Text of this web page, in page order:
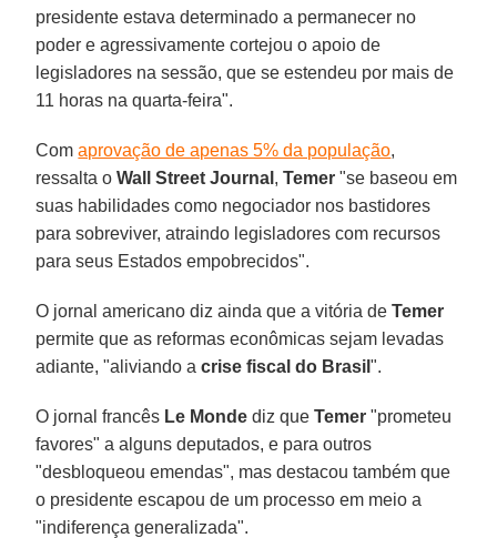
presidente estava determinado a permanecer no
poder e agressivamente cortejou o apoio de
legisladores na sessão, que se estendeu por mais de
11 horas na quarta-feira".
Comaprovação de apenas 5% da população,
ressalta oWall Street Journal ,Temer "se baseou em
suas habilidades como negociador nos bastidores
para sobreviver, atraindo legisladores com recursos
para seus Estados empobrecidos".
O jornal americano diz ainda que a vitória deTemer
permite que as reformas econômicas sejam levadas
adiante, "aliviando acrise fiscal do Brasil".
O jornal francês Le Monde diz queTemer "prometeu
favores" a alguns deputados, e para outros
"desbloqueou emendas", mas destacou também que
o presidente escapou de um processo em meio a
"indiferença generalizada".